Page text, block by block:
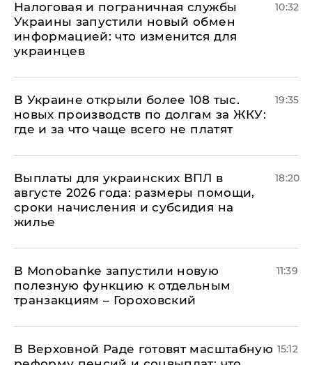
Налоговая и пограничная службы
Украины запустили новый обмен
информацией: что изменится для
украинцев
10:32
В Украине открыли более 108 тыс.
новых производств по долгам за ЖКУ:
где и за что чаще всего не платят
19:35
Выплаты для украинских ВПЛ в
августе 2026 года: размеры помощи,
сроки начисления и субсидия на
жилье
18:20
В Мonobankе запустили новую
полезную функцию к отдельным
транзакциям – Гороховский
11:39
В Верховной Раде готовят масштабную 15:12